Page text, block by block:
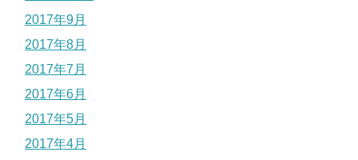
2017年9月
2017年8月
2017年7月
2017年6月
2017年5月
2017年4月